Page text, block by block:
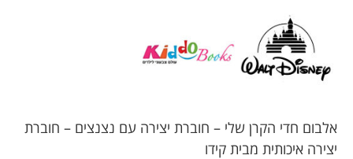
אלבום חדי הקרן שלי – חוברת יצירה עם נצנצים – חוברת
יצירה איכותית מבית קידו